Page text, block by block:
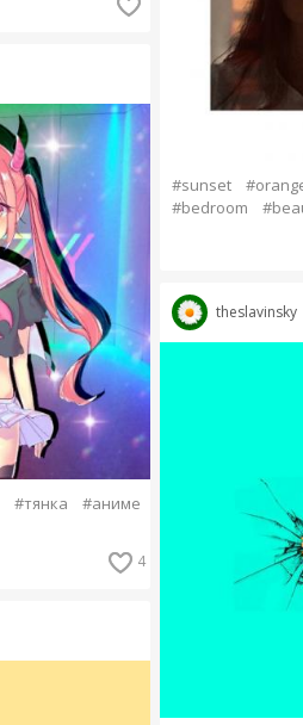
#тянка
#аниме
4
#sunset
#bedroom
theslavinsky